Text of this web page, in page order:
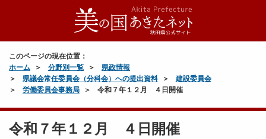
このページの現在位置：
ホーム
分野別一覧
県政情報
県議会常任委員会（分科会）への提出資料
建設委員会
労働委員会事務局
令和７年１２月 ４日開催
令和７年１２月 ４日開催